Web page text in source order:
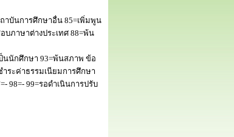
าบันการศึกษาอื่น 85=เพิ่มพูน
ภาษาต่างประเทศ 88=พ้น
นนักศึกษา 93=พ้นสภาพ ข้อ
ระค่าธรรมเนียมการศึกษา
98=- 99=รอดำเนินการปรับ